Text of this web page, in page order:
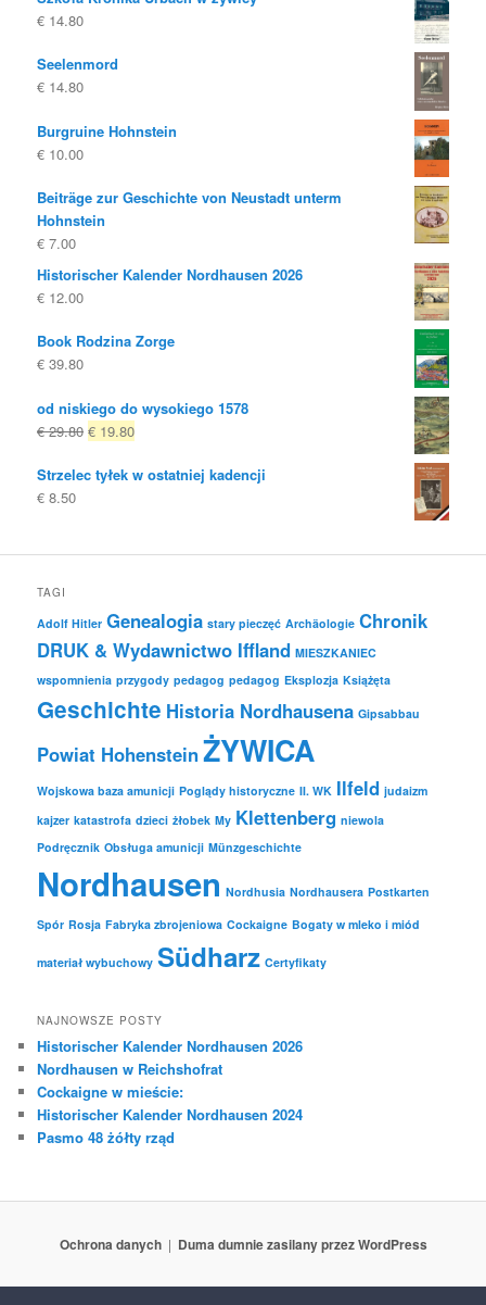
była:
to:
€ 14.80
Seelenmord
€ 14.80
Burgruine Hohnstein
€ 10.00
Beiträge zur Geschichte von Neustadt unterm
Hohnstein
€ 7.00
Historischer Kalender Nordhausen 2026
€ 12.00
Book Rodzina Zorge
€ 39.80
od niskiego do wysokiego 1578
€29.80 Oryginalna
była:
€ 19.80Obecna
to:
Strzelec tyłek w ostatniej kadencji
€ 8.50
TAGI
Adolf Hitler Genealogia stary pieczęć Archäologie Chronik
DRUK & Wydawnictwo Iffland MIESZKANIEC
wspomnienia przygody pedagog pedagog Eksplozja Książęta
Geschichte Historia Nordhausena Gipsabbau
Powiat HohensteinŻYWICA
Wojskowa baza amunicji Poglądy historyczne II. WK Ilfeld judaizm
kajzer katastrofa dzieci żłobek My Klettenberg niewola
Podręcznik Obsługa amunicji Münzgeschichte
Nordhausen Nordhusia Nordhausera Postkarten
Spór Rosja Fabryka zbrojeniowa Cockaigne Bogaty w mleko i miód
materiał wybuchowy Südharz Certyfikaty
NAJNOWSZE POSTY
Historischer Kalender Nordhausen 2026
Nordhausen w Reichshofrat
Cockaigne w mieście:
Historischer Kalender Nordhausen 2024
Pasmo 48 żółty rząd
Ochrona danych Duma dumnie zasilany przez WordPress